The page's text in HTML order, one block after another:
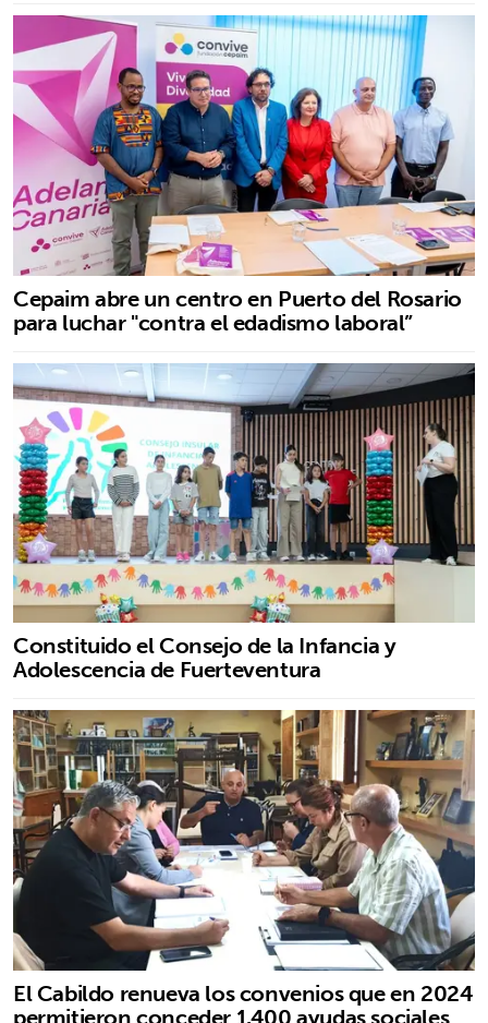
Cepaim abre un centro en Puerto del Rosario
para luchar "contra el edadismo laboral”
Constituido el Consejo de la Infancia y
Adolescencia de Fuerteventura
El Cabildo renueva los convenios que en 2024